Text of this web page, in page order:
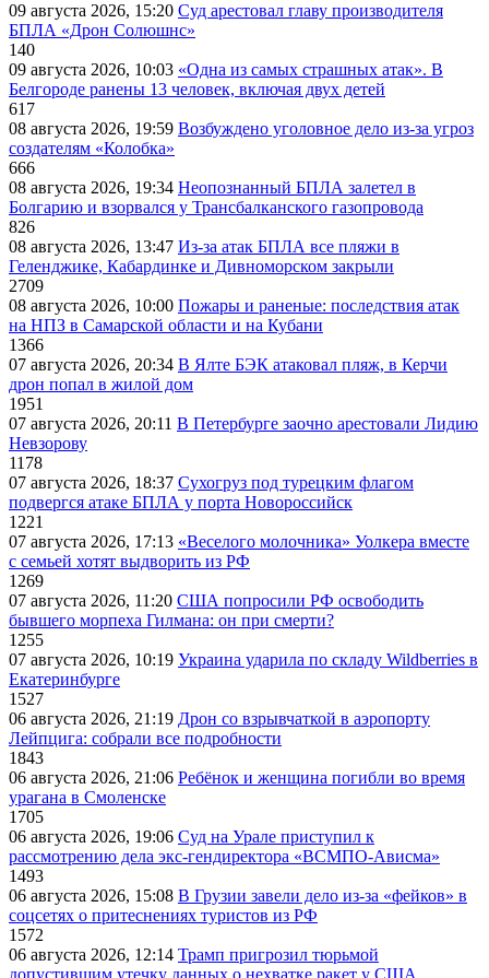
09 августа 2026, 15:20 Суд арестовал главу производителя
БПЛА «Дрон Солюшнс»
140
09 августа 2026, 10:03 «Одна из самых страшных атак». В
Белгороде ранены 13 человек, включая двух детей
617
08 августа 2026, 19:59 Возбуждено уголовное дело из-за угроз
создателям «Колобка»
666
08 августа 2026, 19:34 Неопознанный БПЛА залетел в
Болгарию и взорвался у Трансбалканского газопровода
826
08 августа 2026, 13:47 Из-за атак БПЛА все пляжи в
Геленджике, Кабардинке и Дивноморском закрыли
2709
08 августа 2026, 10:00 Пожары и раненые: последствия атак
на НПЗ в Самарской области и на Кубани
1366
07 августа 2026, 20:34 В Ялте БЭК атаковал пляж, в Керчи
дрон попал в жилой дом
1951
07 августа 2026, 20:11 В Петербурге заочно арестовали Лидию
Невзорову
1178
07 августа 2026, 18:37 Сухогруз под турецким флагом
подвергся атаке БПЛА у порта Новороссийск
1221
07 августа 2026, 17:13 «Веселого молочника» Уолкера вместе
с семьей хотят выдворить из РФ
1269
07 августа 2026, 11:20 США попросили РФ освободить
бывшего морпеха Гилмана: он при смерти?
1255
07 августа 2026, 10:19 Украина ударила по складу Wildberries в
Екатеринбурге
1527
06 августа 2026, 21:19 Дрон со взрывчаткой в аэропорту
Лейпцига: собрали все подробности
1843
06 августа 2026, 21:06 Ребёнок и женщина погибли во время
урагана в Смоленске
1705
06 августа 2026, 19:06 Суд на Урале приступил к
рассмотрению дела экс-гендиректора «ВСМПО-Ависма»
1493
06 августа 2026, 15:08 В Грузии завели дело из-за «фейков» в
соцсетях о притеснениях туристов из РФ
1572
06 августа 2026, 12:14 Трамп пригрозил тюрьмой
допустившим утечку данных о нехватке ракет у США